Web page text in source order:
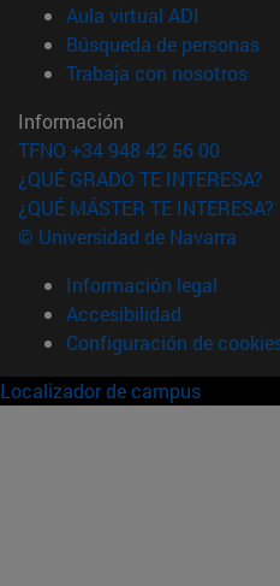
Aula virtual ADI
Búsqueda de personas
Trabaja con nosotros
Información
TFNO +34 948 42 56 00
¿QUÉ GRADO TE INTERESA?
¿QUÉ MÁSTER TE INTERESA?
© Universidad de Navarra
Información legal
Accesibilidad
Configuración de
Localizador de campus